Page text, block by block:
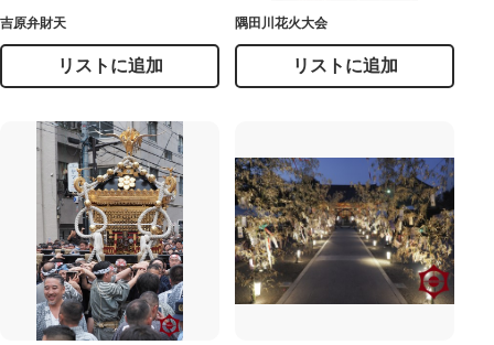
吉原弁財天
リストに追加
隅田川花火大会
リストに追加